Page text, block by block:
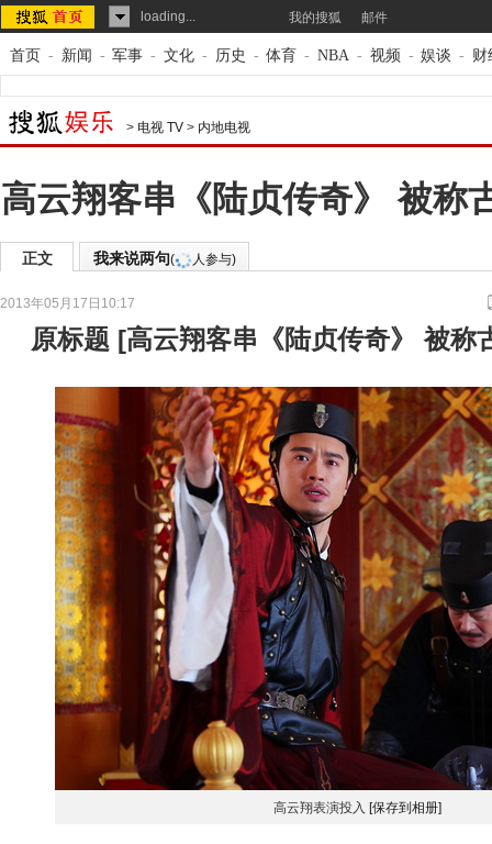
loading... 我的搜狐 邮件
首页 - 新闻 - 军事 - 文化 - 历史 - 体育 - NBA - 视频 - 娱谈 - 财
> 电视 TV > 内地电视
高云翔客串《陆贞传奇》 被称
正文 我来说两句( 人参与)
2013年05月17日10:17
来源：搜狐娱乐
原标题 [高云翔客串《陆贞传奇》 被称
高云翔表演投入 [保存到相册]